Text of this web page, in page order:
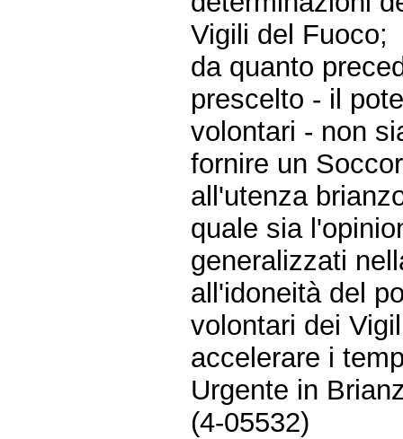
Vigili del Fuoco;
da quanto
prescelto - il
volontari - non
fornire un
all'utenza
quale sia
generalizzati
all'idoneità del
volontari dei
accelerare i
Urgente in
(4-05532)